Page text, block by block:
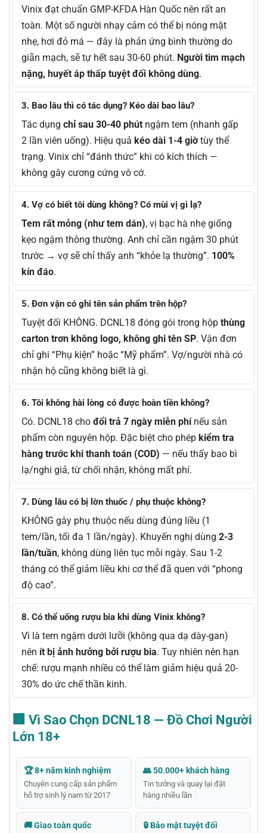
Vinix đạt chuẩn GMP-KFDA Hàn Quốc nên rất an
toàn. Một số người nhạy cảm có thể bị nóng mặt
nhẹ, hơi đỏ má — đây là phản ứng bình thường do
giãn mạch, sẽ tự hết sau 30-60 phút. Người tim mạch
nặng, huyết áp thấp tuyệt đối không dùng.
3. Bao lâu thì có tác dụng? Kéo dài bao lâu?
Tác dụng chỉ sau 30-40 phút ngậm tem (nhanh gấp
2 lần viên uống). Hiệu quả kéo dài 1-4 giờtùy thể
trạng. Vinix chỉ “đánh thức” khi có kích thích —
không gây cương cứng vô cớ.
4. Vợ có biết tôi dùng không? Có mùi vị gì lạ?
Tem rất mỏng (như tem dán), vị bạc hà nhẹ giống
kẹo ngậm thông thường. Anh chỉ cần ngậm 30 phút
trước → vợ sẽ chỉ thấy anh “khỏe lạ thường”. 100%
kín đáo.
5. Đơn vận có ghi tên sản phẩm trên hộp?
Tuyệt đối KHÔNG. DCNL18 đóng gói trong hộp thùng
carton trơn không logo, không ghi tên SP. Vận đơn
chỉ ghi “Phụ kiện” hoặc “Mỹ phẩm”. Vợ/người nhà có
nhận hộ cũng không biết là gì.
6. Tôi không hài lòng có được hoàn tiền không?
Có. DCNL18 cho đổi trả 7 ngày miễn phínếu sản
phẩm còn nguyên hộp. Đặc biệt cho phép kiểm tra
hàng trước khi thanh toán (COD) — nếu thấy bao bì
lạ/nghi giả, từ chối nhận, không mất phí.
7. Dùng lâu có bị lờn thuốc / phụ thuộc không?
KHÔNG gây phụ thuộc nếu dùng đúng liều (1
tem/lần, tối đa 1 lần/ngày). Khuyến nghị dùng 2-3
lần/tuần, không dùng liên tục mỗi ngày. Sau 1-2
tháng có thể giảm liều khi cơ thể đã quen với “phong
độ cao”.
8. Có thể uống rượu bia khi dùng Vinix không?
Vì là tem ngậm dưới lưỡi (không qua dạ dày-gan)
nên ít bị ảnh hưởng bởi rượu bia. Tuy nhiên nên hạn
chế: rượu mạnh nhiều có thể làm giảm hiệu quả 20-
30% do ức chế thần kinh.
🏢 Vì Sao Chọn DCNL18 — Đồ Chơi Người
Lớn 18+
🏆 8+ năm kinh nghiệm
Chuyên cung cấp sản phẩm
hỗ trợ sinh lý nam từ 2017
👥 50.000+ khách hàng
Tin tưởng và quay lại đặt
hàng nhiều lần
🚚 Giao toàn quốc 🔒 Bảo mật tuyệt đối